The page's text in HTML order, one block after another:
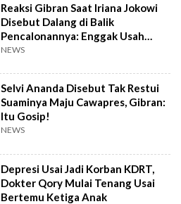
Reaksi Gibran Saat Iriana Jokowi
Disebut Dalang di Balik
Pencalonannya: Enggak Usah
Dibesar-besarkan
NEWS
Selvi Ananda Disebut Tak Restui
Suaminya Maju Cawapres, Gibran:
Itu Gosip!
NEWS
Depresi Usai Jadi Korban KDRT,
Dokter Qory Mulai Tenang Usai
Bertemu Ketiga Anak